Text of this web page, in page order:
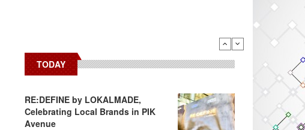
TODAY
RE:DEFINE by LOKALMADE,
Celebrating Local Brands in PIK
Avenue